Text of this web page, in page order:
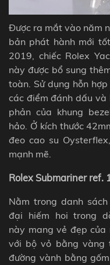
Được ra mắt vào năm
bản phát hành mới
2019, chiếc Rolex
này được bổ sung
toàn. Sử dụng hỗn
các điểm đánh dấu và
phản của khung
hảo. Ở kích thước
đeo cao su
mạnh mẽ.
Rolex Submariner ref.
Nằm trong danh
đại hiếm hoi trong
này mang vẻ đẹp
với bộ vỏ bằng vàng
đường vành bằng